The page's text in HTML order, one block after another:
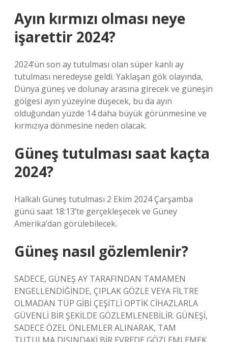
Ayın kırmızı olması neye
işarettir 2024?
2024’ün son ay tutulması olan süper kanlı ay
tutulması neredeyse geldi. Yaklaşan gök olayında,
Dünya güneş ve dolunay arasına girecek ve güneşin
gölgesi ayın yüzeyine düşecek, bu da ayın
olduğundan yüzde 14 daha büyük görünmesine ve
kırmızıya dönmesine neden olacak.
Güneş tutulması saat kaçta
2024?
Halkalı Güneş tutulması 2 Ekim 2024 Çarşamba
günü saat 18:13’te gerçekleşecek ve Güney
Amerika’dan görülebilecek.
Güneş nasıl gözlemlenir?
SADECE, GÜNEŞ AY TARAFINDAN TAMAMEN
ENGELLENDİĞİNDE, ÇIPLAK GÖZLE VEYA FİLTRE
OLMADAN TÜP GİBİ ÇEŞİTLİ OPTİK CİHAZLARLA
GÜVENLİ BİR ŞEKİLDE GÖZLEMLENEBİLİR. GÜNEŞİ,
SADECE ÖZEL ÖNLEMLER ALINARAK, TAM